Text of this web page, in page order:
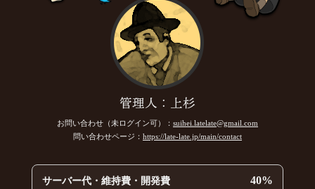
管理人：上杉
お問い合わせ（未ログイン可）： suihei.latelate@gmail.com
問い合わせページ： https://late-late.jp/main/contact
サーバー代・維持費・開発費 40%